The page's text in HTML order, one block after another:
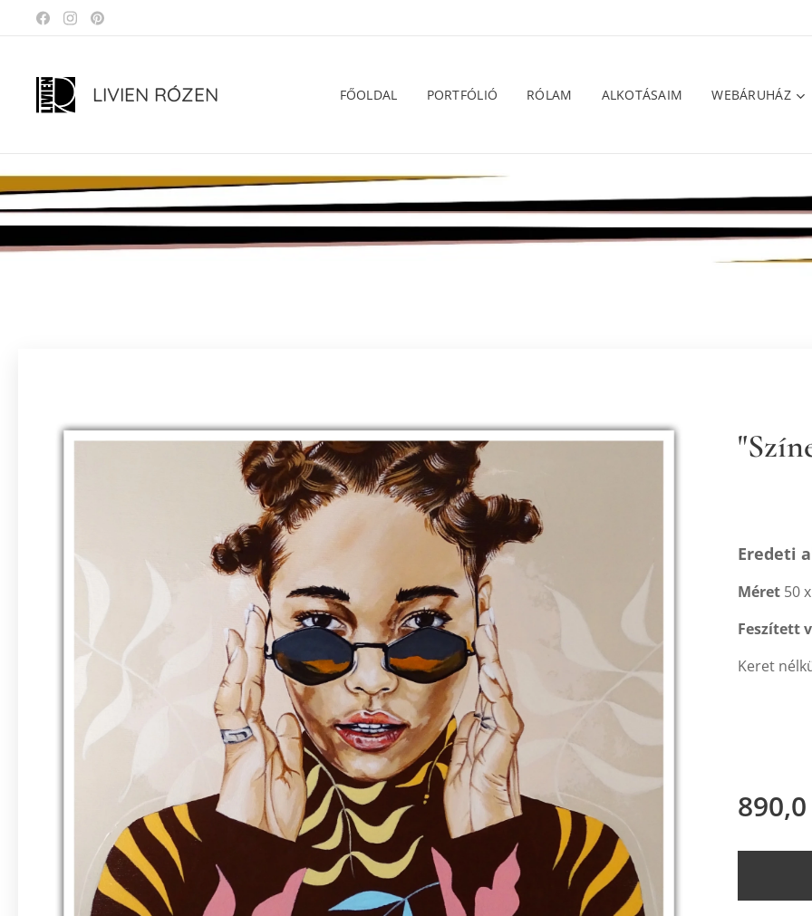
LIVIEN RÓZEN FŐOLDAL PORTFÓLIÓ RÓLAM ALKOTÁSAIM WEBÁRUHÁZ
.
Eredeti
Méret 50
Feszített
Keret
890,0